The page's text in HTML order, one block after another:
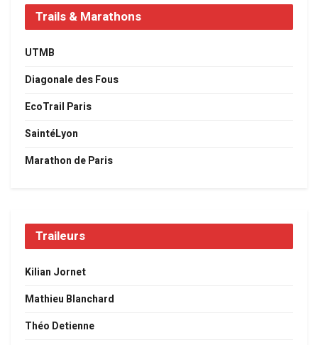
Trails & Marathons
UTMB
Diagonale des Fous
EcoTrail Paris
SaintéLyon
Marathon de Paris
Traileurs
Kilian Jornet
Mathieu Blanchard
Théo Detienne